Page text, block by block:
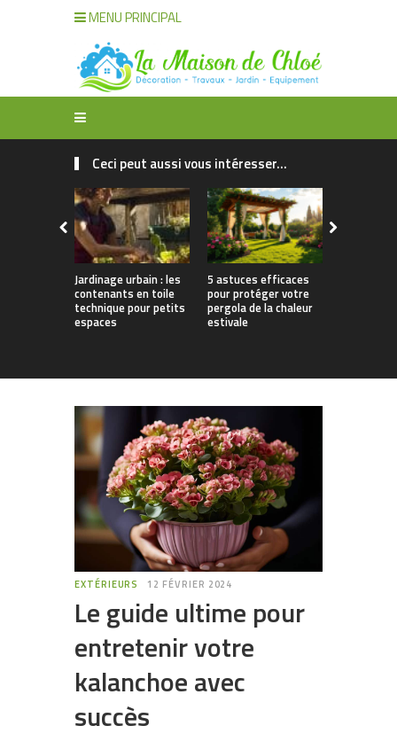
MENU PRINCIPAL
Ceci peut aussi vous intéresser...
Jardinage urbain : les
contenants en toile
technique pour petits
espaces
5 astuces efficaces
pour protéger votre
pergola de la chaleur
estivale
EXTÉRIEURS 12 FÉVRIER 2024
Le guide ultime pour
entretenir votre
kalanchoe avec
succès